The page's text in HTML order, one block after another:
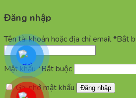
Đăng nhập
Tên tài khoản hoặc địa chỉ email*Bắt
Mật khẩu*Bắt buộc
Ghi nhớ mật khẩu
Đăng nhập